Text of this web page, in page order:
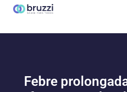
o
Febre